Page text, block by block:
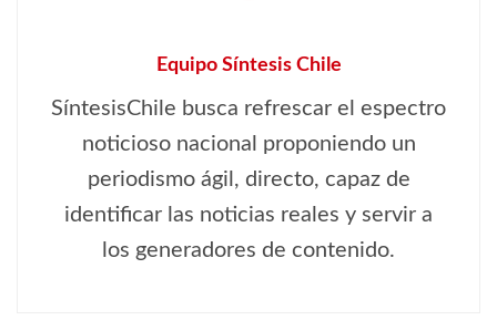
Equipo Síntesis Chile
SíntesisChile busca refrescar el espectro
noticioso nacional proponiendo un
periodismo ágil, directo, capaz de
identificar las noticias reales y servir a
los generadores de contenido.